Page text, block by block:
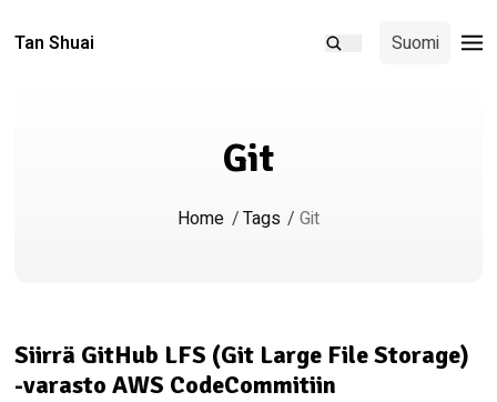
Tan Shuai Suomi
Git
Home /Tags / Git
Siirrä GitHub LFS (Git Large File Storage)
-varasto AWS CodeCommitiin